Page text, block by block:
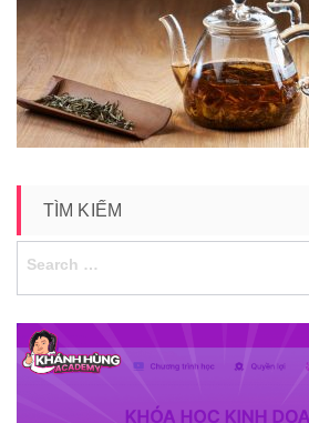
can-
13
TÌM KIẾM
Search